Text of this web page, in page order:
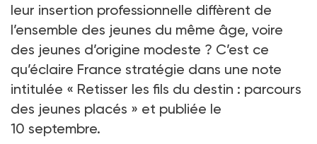
leur insertion professionnelle diffèrent de
l’ensemble des jeunes du même âge, voire
des jeunes d’origine modeste ? C’est ce
qu’éclaire France stratégie dans une note
intitulée « Retisser les fils du destin : parcours
des jeunes placés » et publiée le
10 septembre.